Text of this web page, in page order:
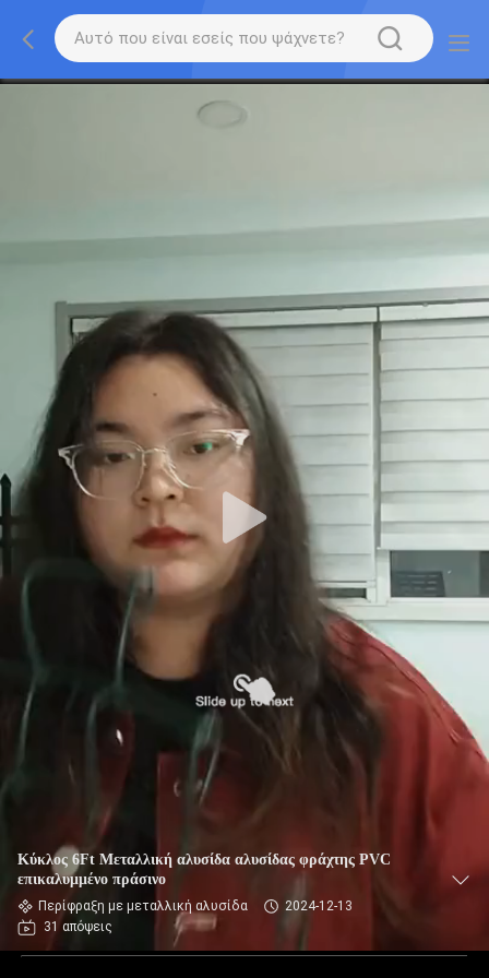
Κύκλος 6Ft Μεταλλική αλυσίδα αλυσίδας φράχτης PVC
επικαλυμμένο πράσινο
Περίφραξη με μεταλλική αλυσίδα
2024-12-13
31 απόψεις